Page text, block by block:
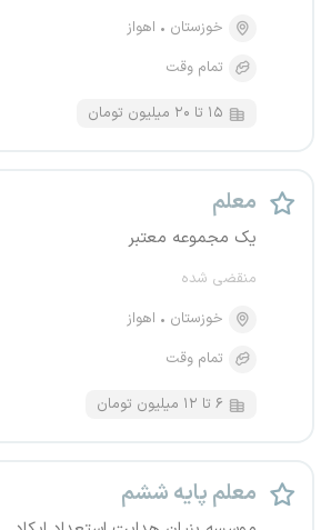
خوزستان
اهواز
تمام وقت
۱۵ تا ۲۰ میلیون تومان
معلم
یک مجموعه معتبر
منقضی شده
خوزستان
اهواز
تمام وقت
۶ تا ۱۲ میلیون تومان
معلم پایه ششم